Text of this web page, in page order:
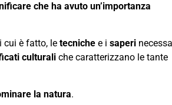
che ha avuto un’importanza
cui è fatto, le tecniche e i saperi
culturali che caratterizzano le tante
la natura.